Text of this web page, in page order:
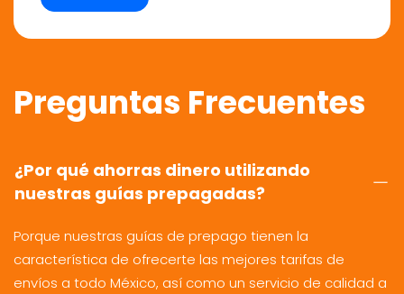
Preguntas Frecuentes
¿Por qué ahorras dinero utilizando
nuestras guías prepagadas?
Porque nuestras guías de prepago tienen la
característica de ofrecerte las mejores tarifas de
envíos a todo México, así como un servicio de calidad a